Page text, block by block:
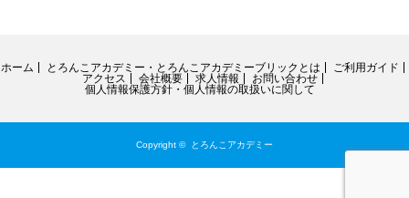
ホーム とろんこアカデミー・とろんこアカデミーブリックとは
ご利用ガイド
アクセス
会社概要 求人情報
お問い合わせ
個人情報保護方針・個人情報の取扱いに関して
Copyright © とろんこアカデミー